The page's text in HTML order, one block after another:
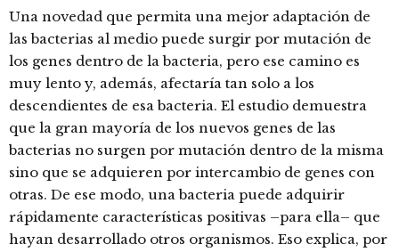
Una novedad que permita una mejor adaptación de
las bacterias al medio puede surgir por mutación de
los genes dentro de la bacteria, pero ese camino es
muy lento y, además, afectaría tan solo a los
descendientes de esa bacteria. El estudio demuestra
que la gran mayoría de los nuevos genes de las
bacterias no surgen por mutación dentro de la misma
sino que se adquieren por intercambio de genes con
otras. De ese modo, una bacteria puede adquirir
rápidamente características positivas –para ella– que
hayan desarrollado otros organismos. Eso explica, por